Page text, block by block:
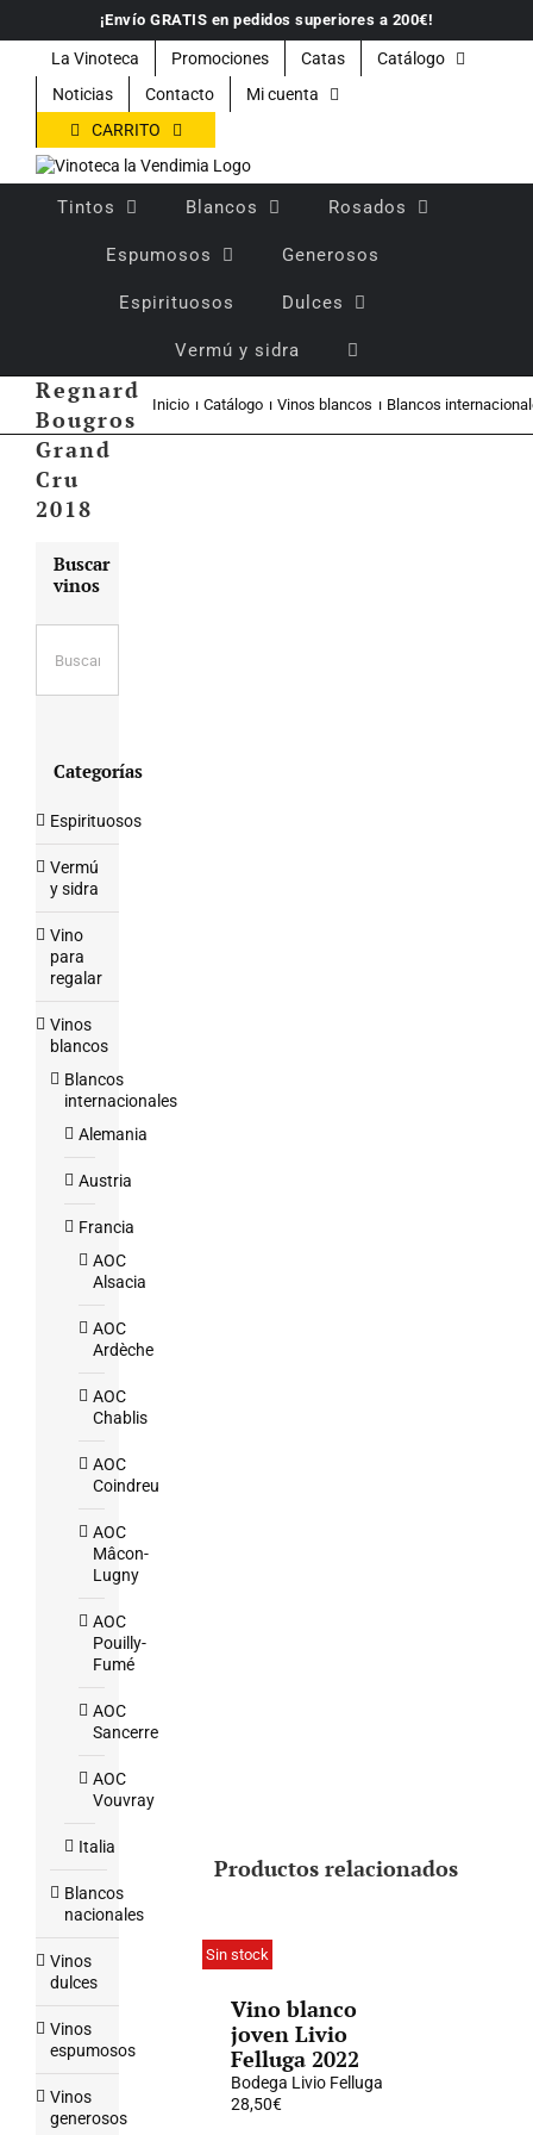
contenido
¡Envío GRATIS en pedidos superiores a 200€!
La Vinoteca Promociones Catas
Catálogo
Noticias
Contacto
Mi cuenta
CARRITO
Tintos Blancos Rosados
Espumosos Generosos
Espirituosos Dulces
Vermú y sidra
Regnard
Bougros
Grand
Cru
2018
Inicio Catálogo Vinos blancos Blancos
Productos relacionados
Sin stock
Vino blanco
joven Livio
Felluga 2022
Bodega Livio Felluga
28,50€
Buscar
vinos
Categorías
Espirituosos
Vermú
y sidra
Vino
para
regalar
Vinos
blancos
Blancos
internacionales
Alemania
Austria
Francia
AOC
Alsacia
AOC
Ardèche
AOC
Chablis
AOC
Coindreu
AOC
Mâcon-
Lugny
AOC
Pouilly-
Fumé
AOC
Sancerre
AOC
Vouvray
Italia
Blancos
nacionales
Vinos
dulces
Vinos
espumosos
Vinos
generosos